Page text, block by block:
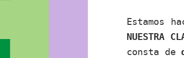
Estamos
NUESTRA
consta de